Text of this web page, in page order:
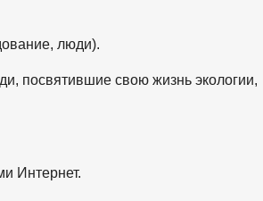
люди).
посвятившие свою жизнь экологии,
Интернет.